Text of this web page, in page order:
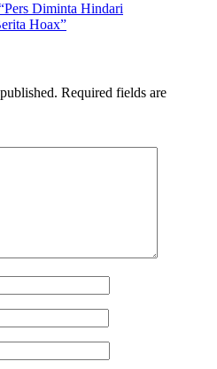
Diminta Hindari
Hoax”
Required fields are